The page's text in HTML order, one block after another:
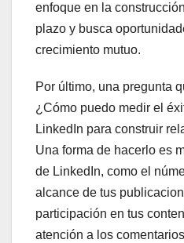
enfoque en la
plazo y busca
crecimiento mutuo.
Por último, una pregunta
¿Cómo puedo medir el
LinkedIn para construir
Una forma de hacerlo es
de LinkedIn, como el
alcance de tus
participación en tus
atención a los